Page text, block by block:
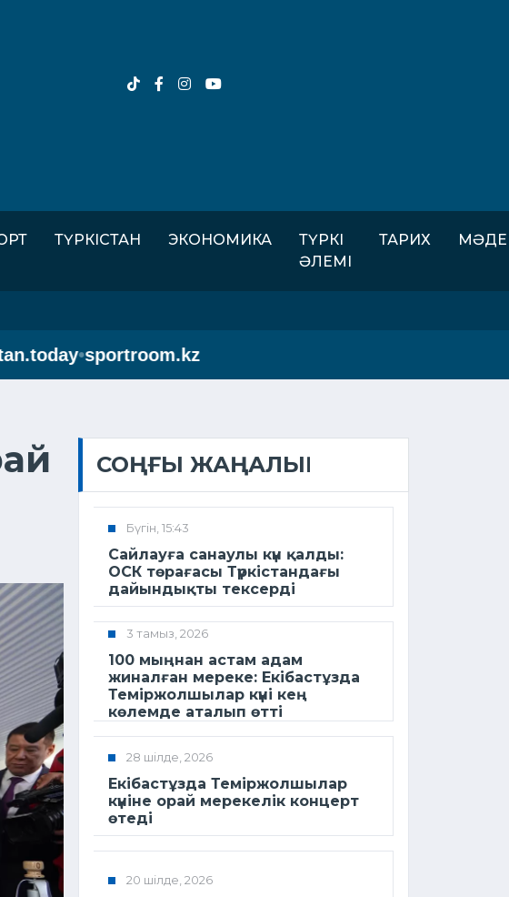
ТҮРКІСТАН ЭКОНОМИКА
ТҮРКІ
ӘЛЕМІ
ТАРИХ
•sportroom.kz
СОҢҒЫ ЖАҢАЛЫҚ
Бүгін, 15:43
Сайлауға санаулы күн қалды:
ОСК төрағасы Түркістандағы
дайындықты тексерді
3 тамыз, 2026
100 мыңнан астам адам
жиналған мереке: Екібастұзда
Теміржолшылар күні кең
көлемде аталып өтті
28 шілде, 2026
Екібастұзда Теміржолшылар
күніне орай мерекелік концерт
өтеді
20 шілде, 2026